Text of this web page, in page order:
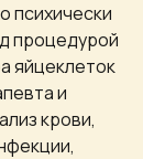
психически
процедурой
яйцеклеток
и
крови,